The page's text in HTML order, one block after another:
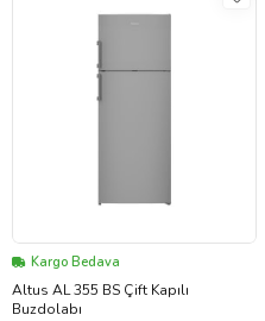
Kargo Bedava
Altus AL 355 BS Çift Kapılı
Buzdolabı